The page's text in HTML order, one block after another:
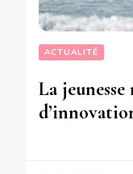
ACTUALITÉ
La